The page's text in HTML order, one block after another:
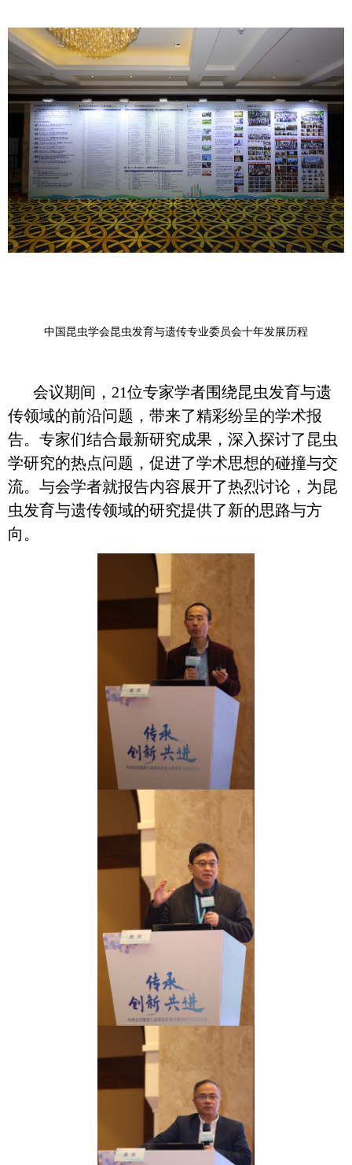
中国昆虫学会昆虫发育与遗传专业委员会十年发展历程
会议期间，21位专家学者围绕昆虫发育与遗
传领域的前沿问题，带来了精彩纷呈的学术报
告。专家们结合最新研究成果，深入探讨了昆虫
学研究的热点问题，促进了学术思想的碰撞与交
流。与会学者就报告内容展开了热烈讨论，为昆
虫发育与遗传领域的研究提供了新的思路与方
向。